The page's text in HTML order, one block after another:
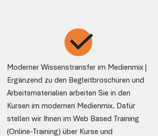
Moderner Wissenstransfer im Medienmix |
Ergänzend zu den Begleitbroschüren und
Arbeitsmaterialien arbeiten Sie in den
Kursen im modernen Medienmix. Dafür
stellen wir Ihnen im Web Based Training
(Online-Training) über Kurse und